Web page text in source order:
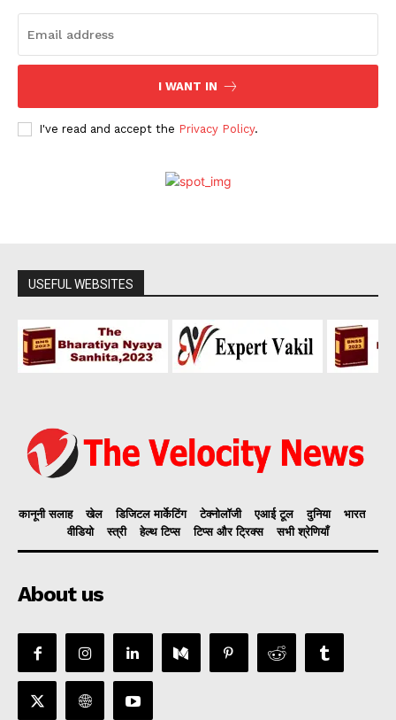
I WANT IN
I've read and accept the Privacy Policy.
USEFUL WEBSITES
कानूनी सलाह खेल डिजिटल मार्केटिंग टेक्नोलॉजी एआई टूल दुनिया
भारत
वीडियो
स्त्री हेल्थ टिप्स टिप्स और ट्रिक्स सभी श्रेणियाँ
About us